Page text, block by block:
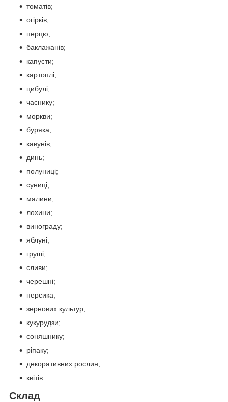
томатів;
огірків;
перцю;
баклажанів;
капусти;
картоплі;
цибулі;
часнику;
моркви;
буряка;
кавунів;
динь;
полуниці;
суниці;
малини;
лохини;
винограду;
яблуні;
груші;
сливи;
черешні;
персика;
зернових культур;
кукурудзи;
соняшнику;
ріпаку;
декоративних рослин;
квітів.
Склад